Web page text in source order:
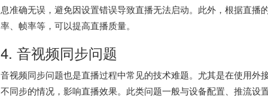
息准确无误，避免因设置错误导致直播无法启动。此外，根据直
率、帧率等，可以提高直播质量。
4. 音视频同步问题
音视频同步问题也是直播过程中常见的技术难题。尤其是在使用外
不同步的情况，影响直播效果。此类问题一般与设备配置、推流设